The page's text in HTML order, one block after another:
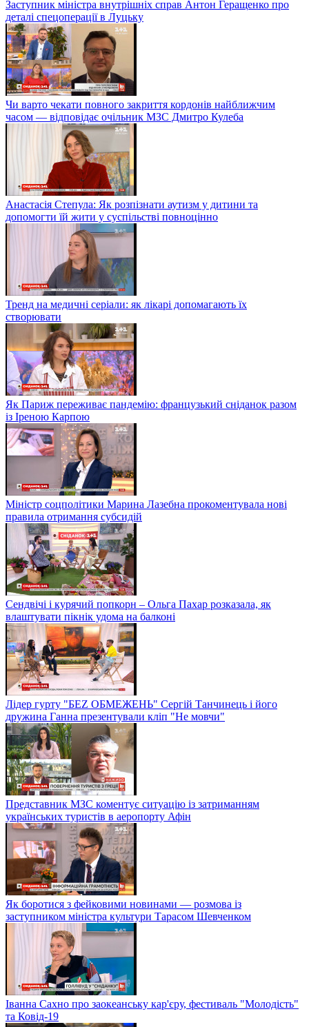
Заступник міністра внутрішніх справ Антон Геращенко про
деталі спецоперації в Луцьку
Чи варто чекати повного закриття кордонів найближчим
часом — відповідає очільник МЗС Дмитро Кулеба
Анастасія Степула: Як розпізнати аутизм у дитини та
допомогти їй жити у суспільстві повноцінно
Тренд на медичні серіали: як лікарі допомагають їх
створювати
Як Париж переживає пандемію: французький сніданок разом
із Іреною Карпою
Міністр соцполітики Марина Лазебна прокоментувала нові
правила отримання субсидій
Сендвічі і курячий попкорн – Ольга Пахар розказала, як
влаштувати пікнік удома на балконі
Лідер гурту "БЕZ ОБМЕЖЕНЬ" Сергій Танчинець і його
дружина Ганна презентували кліп "Не мовчи"
Представник МЗС коментує ситуацію із затриманням
українських туристів в аеропорту Афін
Як боротися з фейковими новинами — розмова із
заступником міністра культури Тарасом Шевченком
Іванна Сахно про заокеанську кар'єру, фестиваль "Молодість"
та Ковід-19